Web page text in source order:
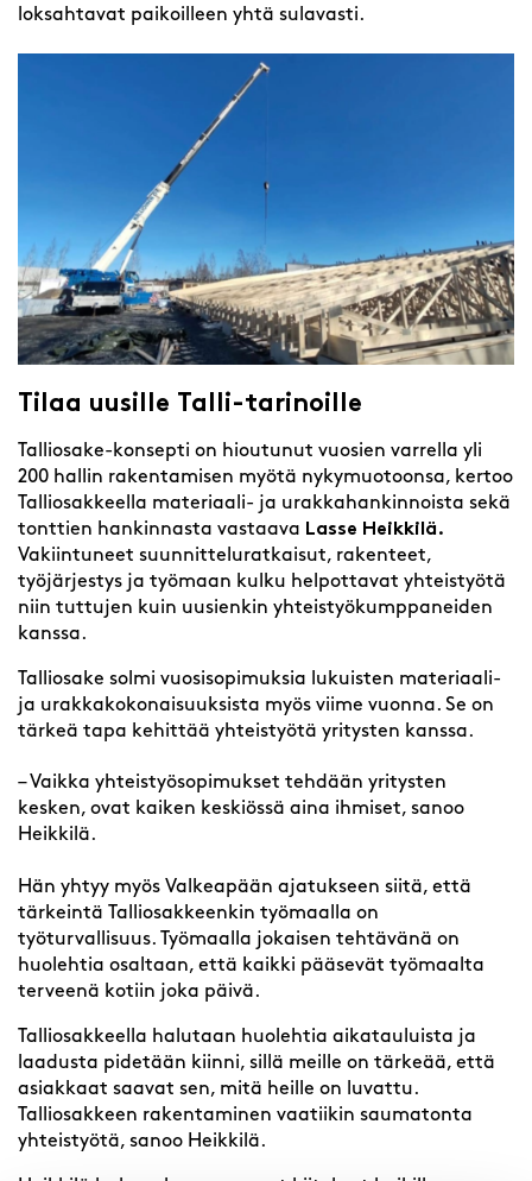
loksahtavat paikoilleen yhtä sulavasti.
Tilaa uusille Talli-tarinoille
Talliosake-konsepti on hioutunut vuosien varrella yli
200 hallin rakentamisen myötä nykymuotoonsa, kertoo
Talliosakkeella materiaali- ja urakkahankinnoista sekä
tonttien hankinnasta vastaava Lasse Heikkilä.
Vakiintuneet suunnitteluratkaisut, rakenteet,
työjärjestys ja työmaan kulku helpottavat yhteistyötä
niin tuttujen kuin uusienkin yhteistyökumppaneiden
kanssa.
Talliosake solmi vuosisopimuksia lukuisten materiaali-
ja urakkakokonaisuuksista myös viime vuonna. Se on
tärkeä tapa kehittää yhteistyötä yritysten kanssa.
– Vaikka yhteistyösopimukset tehdään yritysten
kesken, ovat kaiken keskiössä aina ihmiset, sanoo
Heikkilä.
Hän yhtyy myös Valkeapään ajatukseen siitä, että
tärkeintä Talliosakkeenkin työmaalla on
työturvallisuus. Työmaalla jokaisen tehtävänä on
huolehtia osaltaan, että kaikki pääsevät työmaalta
terveenä kotiin joka päivä.
Talliosakkeella halutaan huolehtia aikatauluista ja
laadusta pidetään kiinni, sillä meille on tärkeää, että
asiakkaat saavat sen, mitä heille on luvattu.
Talliosakkeen rakentaminen vaatiikin saumatonta
yhteistyötä, sanoo Heikkilä.